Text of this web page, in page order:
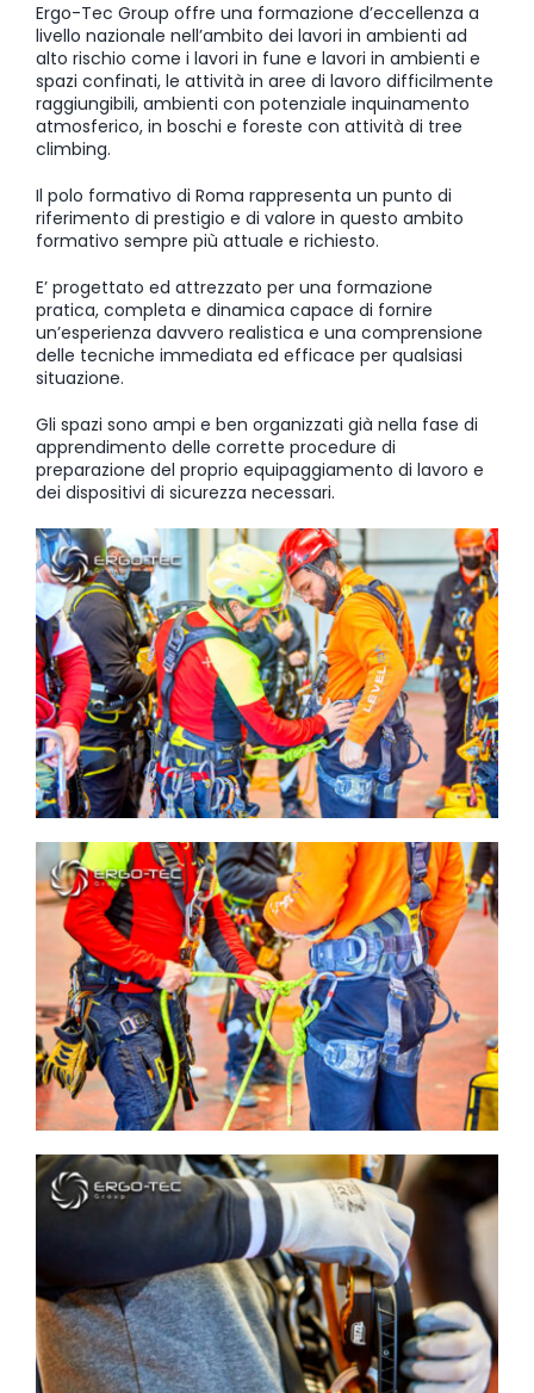
Ergo-Tec Group offre una formazione d’eccellenza a
livello nazionale nell’ambito dei lavori in ambienti ad
alto rischio come i lavori in fune e lavori in ambienti e
spazi confinati, le attività in aree di lavoro difficilmente
raggiungibili, ambienti con potenziale inquinamento
atmosferico, in boschi e foreste con attività di tree
climbing.
Il polo formativo di Roma rappresenta un punto di
riferimento di prestigio e di valore in questo ambito
formativo sempre più attuale e richiesto.
E’ progettato ed attrezzato per una formazione
pratica, completa e dinamica capace di fornire
un’esperienza davvero realistica e una comprensione
delle tecniche immediata ed efficace per qualsiasi
situazione.
Gli spazi sono ampi e ben organizzati già nella fase di
apprendimento delle corrette procedure di
preparazione del proprio equipaggiamento di lavoro e
dei dispositivi di sicurezza necessari.